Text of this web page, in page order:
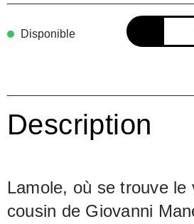
Disponible
Description
Lamole, où se trouve le
cousin de Giovanni